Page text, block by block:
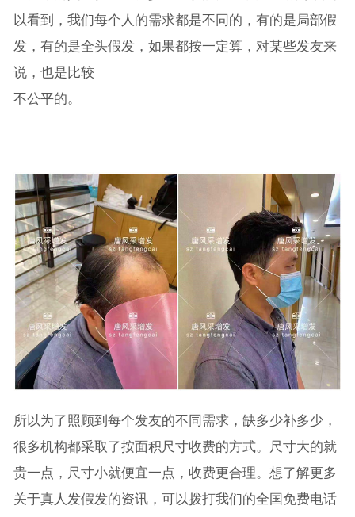
以看到，我们每个人的需求都是不同的，有的是局部假
发，有的是全头假发，如果都按一定算，对某些发友来
说，也是比较
不公平的。
所以为了照顾到每个发友的不同需求，缺多少补多少，
很多机构都采取了按面积尺寸收费的方式。尺寸大的就
贵一点，尺寸小就便宜一点，收费更合理。想了解更多
关于真人发假发的资讯，可以拨打我们的全国免费电话